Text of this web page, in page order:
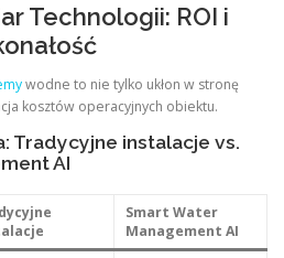
Technologii: ROI i
wodne to nie tylko ukłon w stronę
kosztów operacyjnych obiektu.
Tradycyjne instalacje vs.
AI
Smart Water
Management AI